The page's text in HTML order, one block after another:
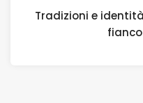
Tradizioni e